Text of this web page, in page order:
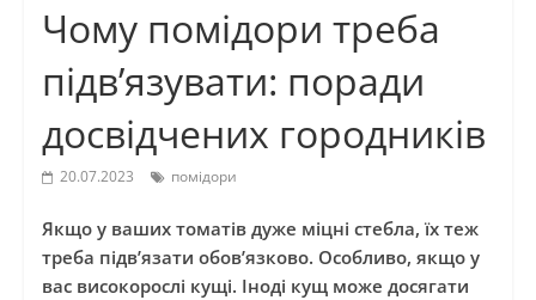
Чому помідори треба
підв’язувати: поради
досвідчених городників
20.07.2023 помідори
Якщо у ваших томатів дуже міцні стебла, їх теж
треба підв’язати обов’язково. Особливо, якщо у
вас високорослі кущі. Іноді кущ може досягати